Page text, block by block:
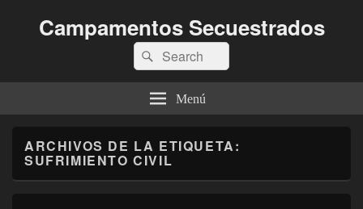
Campamentos Secuestrados
Buscar
por:
Buscar
Menú
ARCHIVOS DE LA ETIQUETA:
SUFRIMIENTO CIVIL